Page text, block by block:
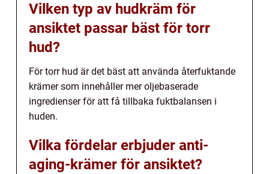
Vilken typ av hudkräm för
ansiktet passar bäst för torr
hud?
För torr hud är det bäst att använda återfuktande
krämer som innehåller mer oljebaserade
ingredienser för att få tillbaka fuktbalansen i
huden.
Vilka fördelar erbjuder anti-
aging-krämer för ansiktet?